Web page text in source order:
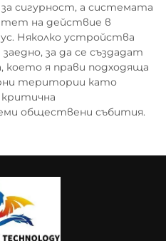
сигурност, а системата
на действие в
Няколко устройства
за да се създадат
което я прави подходяща
територии като
критична
обществени събития.